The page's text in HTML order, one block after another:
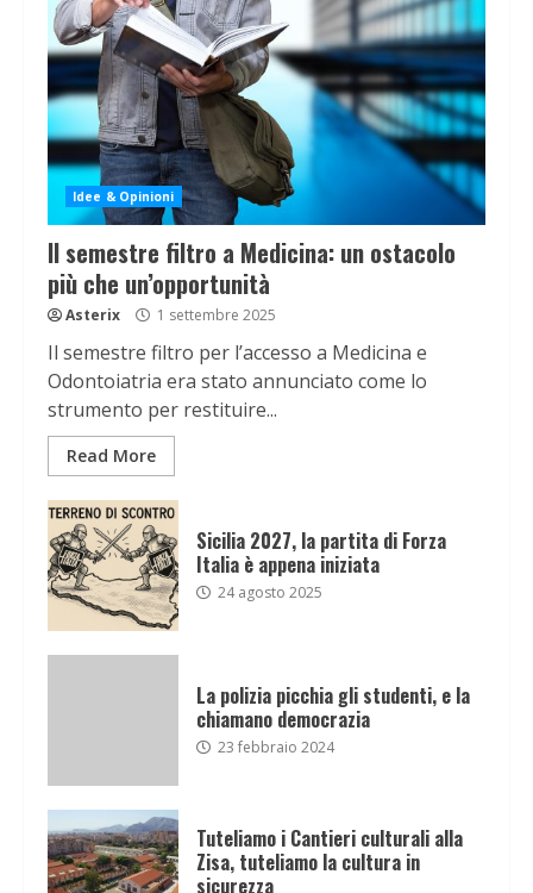
Idee & Opinioni
Il semestre filtro a Medicina: un ostacolo
più che un’opportunità
Asterix 1 settembre 2025
Il semestre filtro per l’accesso a Medicina e
Odontoiatria era stato annunciato come lo
strumento per restituire...
Read More
Sicilia 2027, la partita di Forza
Italia è appena iniziata
24 agosto 2025
La polizia picchia gli studenti, e la
chiamano democrazia
23 febbraio 2024
Tuteliamo i Cantieri culturali alla
Zisa, tuteliamo la cultura in
sicurezza